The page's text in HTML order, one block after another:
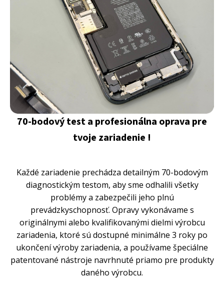
70-bodový test a profesionálna oprava pre
tvoje zariadenie !
Každé zariadenie prechádza detailným 70-bodovým
diagnostickým testom, aby sme odhalili všetky
problémy a zabezpečili jeho plnú
prevádzkyschopnosť. Opravy vykonávame s
originálnymi alebo kvalifikovanými dielmi výrobcu
zariadenia, ktoré sú dostupné minimálne 3 roky po
ukončení výroby zariadenia, a používame špeciálne
patentované nástroje navrhnuté priamo pre produkty
daného výrobcu.